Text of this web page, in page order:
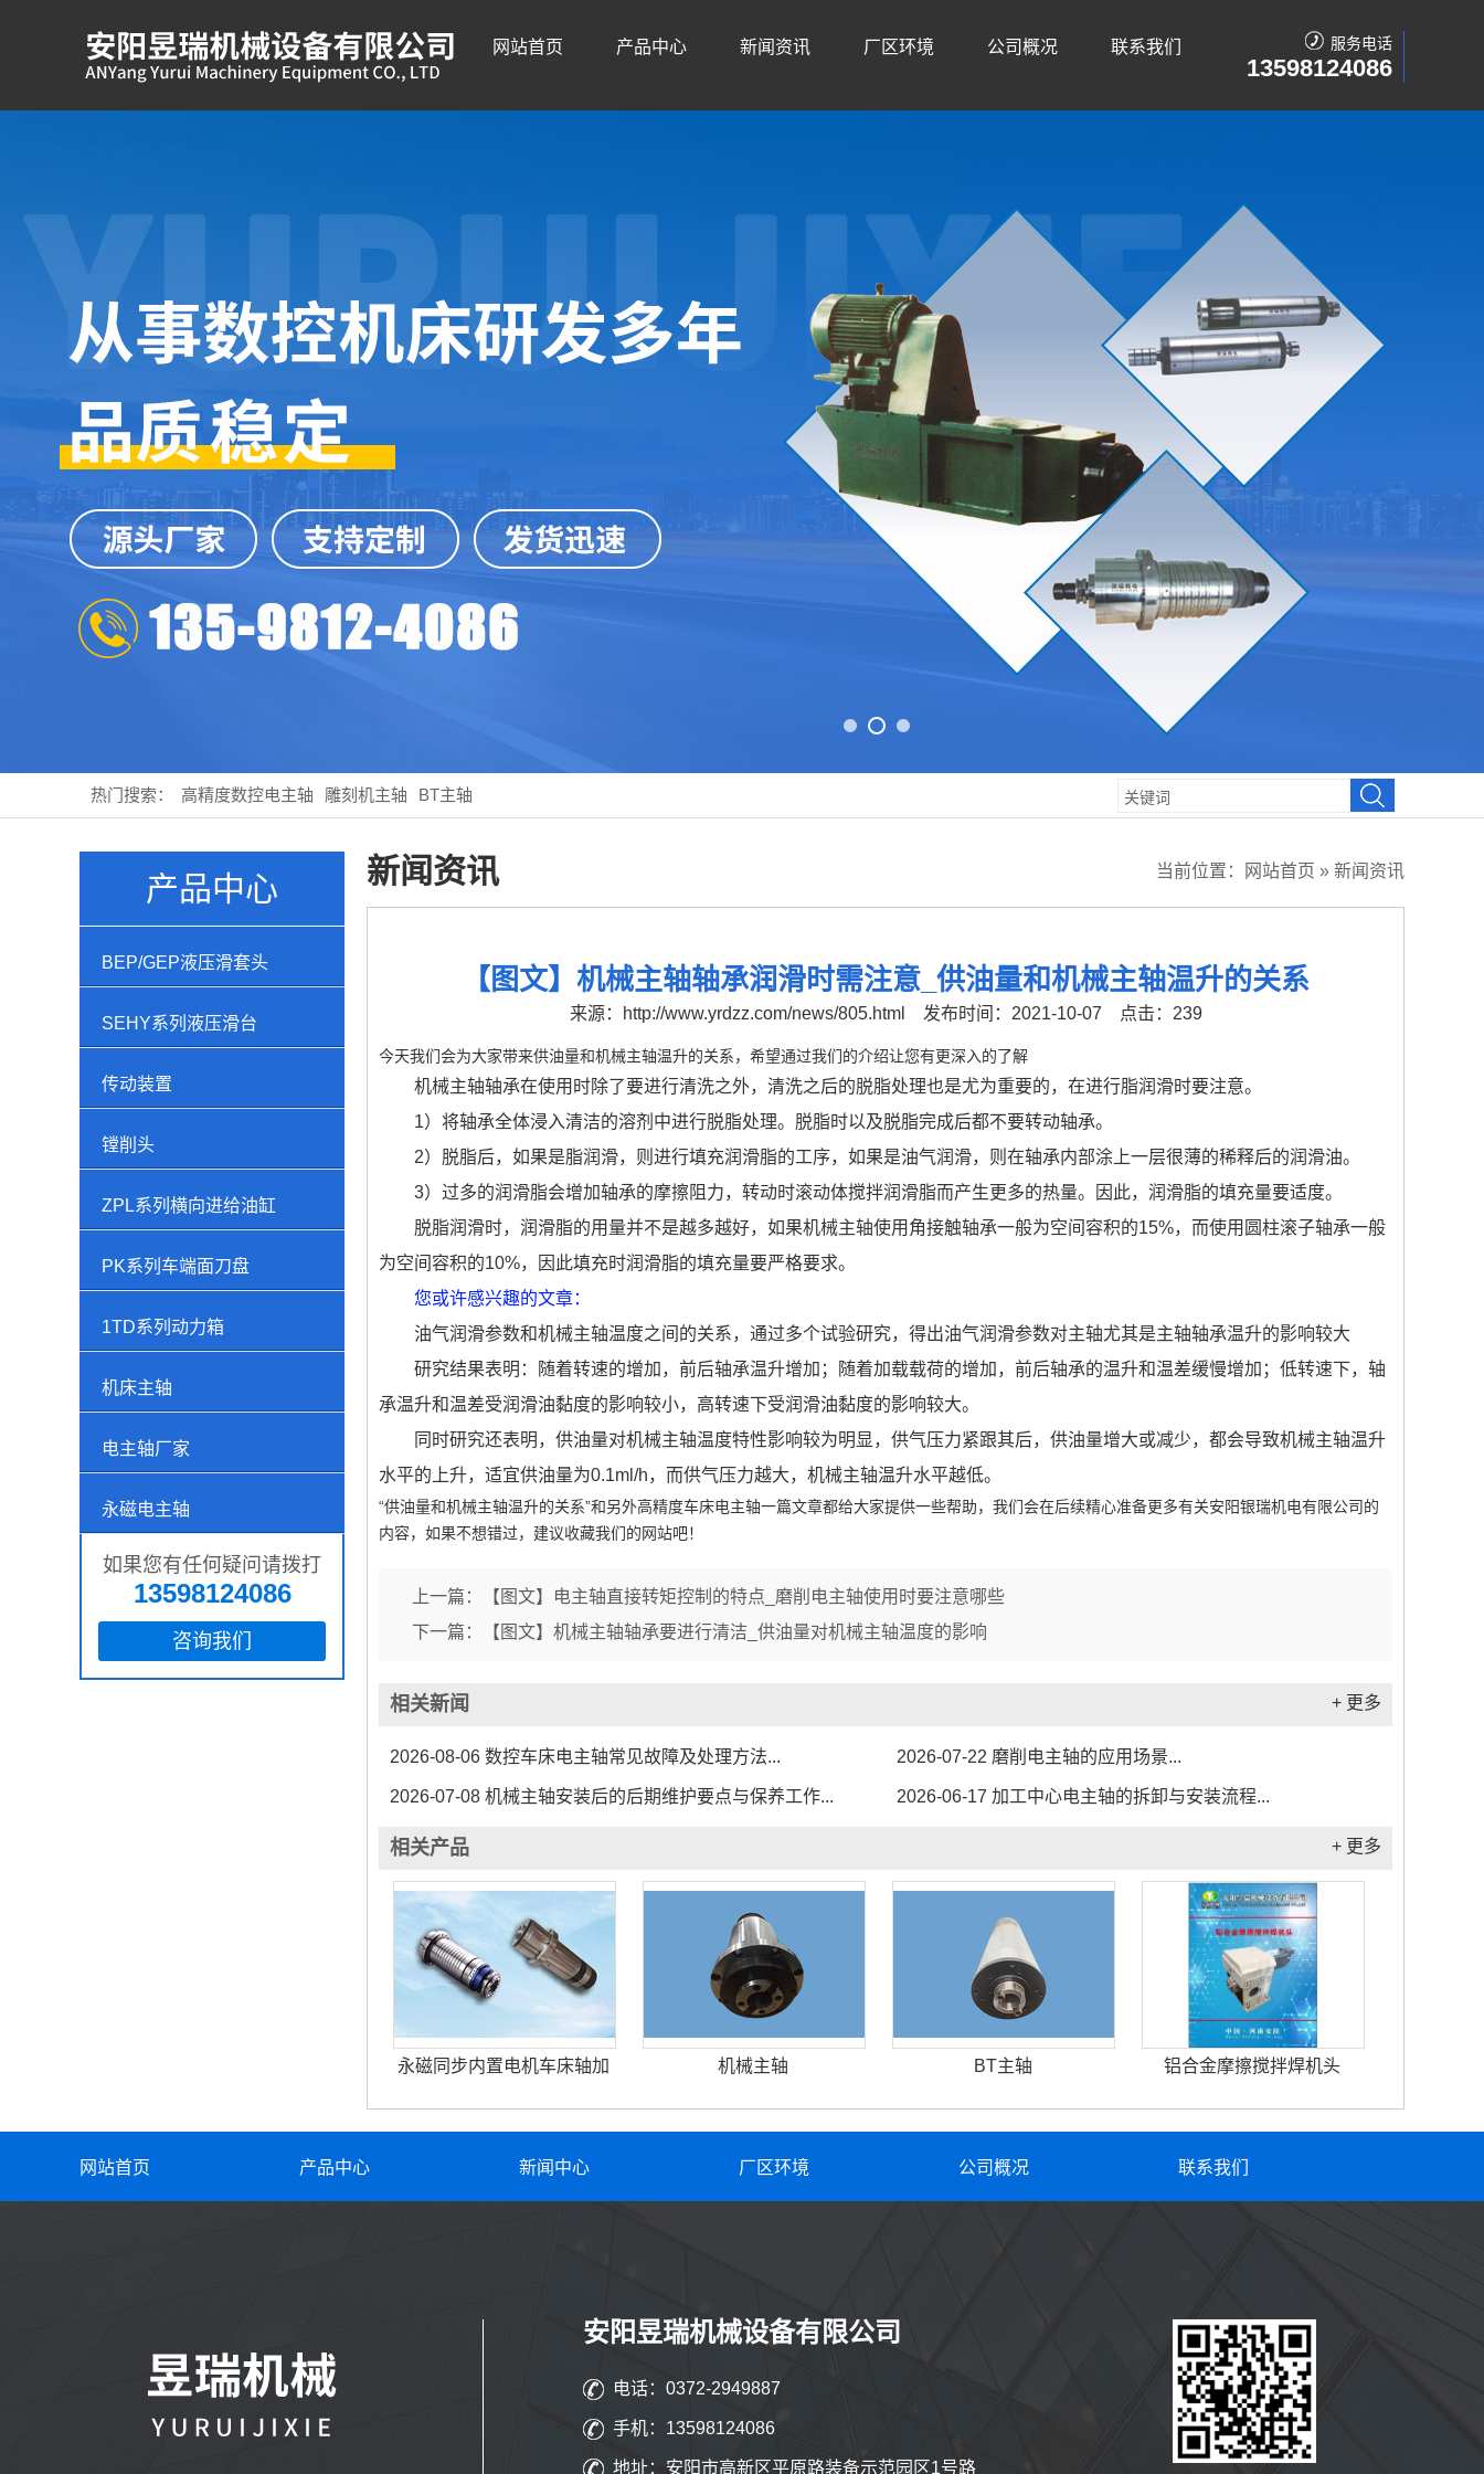
网站首页 产品中心 新闻资讯 厂区环境 公司概况 联系我们 服务电话
13598124086
1 2 3
热门搜索： 高精度数控电主轴 雕刻机主轴 BT主轴
产品中心
BEP/GEP液压滑套头
SEHY系列液压滑台
传动装置
镗削头
ZPL系列横向进给油缸
PK系列车端面刀盘
1TD系列动力箱
机床主轴
电主轴厂家
永磁电主轴
如果您有任何疑问请拨打
13598124086
咨询我们
新闻资讯 当前位置： 网站首页 » 新闻资讯
【图文】机械主轴轴承润滑时需注意_供油量和机械主轴温升的关系
来源： http://www.yrdzz.com/news/805.html 发布时间：2021-10-07 点击：239
今天我们会为大家带来供油量和机械主轴温升的关系，希望通过我们的介绍让您有更深入的了解
机械主轴轴承在使用时除了要进行清洗之外，清洗之后的脱脂处理也是尤为重要的，在进行脂润滑时要注意。
1）将轴承全体浸入清洁的溶剂中进行脱脂处理。脱脂时以及脱脂完成后都不要转动轴承。
2）脱脂后，如果是脂润滑，则进行填充润滑脂的工序，如果是油气润滑，则在轴承内部涂上一层很薄的稀释后的润滑油。
3）过多的润滑脂会增加轴承的摩擦阻力，转动时滚动体搅拌润滑脂而产生更多的热量。因此，润滑脂的填充量要适度。
脱脂润滑时，润滑脂的用量并不是越多越好，如果机械主轴使用角接触轴承一般为空间容积的15%，而使用圆柱滚子轴承一般
为空间容积的10%，因此填充时润滑脂的填充量要严格要求。
您或许感兴趣的文章：
油气润滑参数和机械主轴温度之间的关系，通过多个试验研究，得出油气润滑参数对主轴尤其是主轴轴承温升的影响较大
研究结果表明：随着转速的增加，前后轴承温升增加；随着加载载荷的增加，前后轴承的温升和温差缓慢增加；低转速下，轴
承温升和温差受润滑油黏度的影响较小，高转速下受润滑油黏度的影响较大。
同时研究还表明，供油量对机械主轴温度特性影响较为明显，供气压力紧跟其后，供油量增大或减少，都会导致机械主轴温升
水平的上升，适宜供油量为0.1ml/h，而供气压力越大，机械主轴温升水平越低。
“供油量和机械主轴温升的关系”和另外高精度车床电主轴一篇文章都给大家提供一些帮助，我们会在后续精心准备更多有关安阳银瑞机电有限公司的
内容，如果不想错过，建议收藏我们的网站吧！
上一篇：
【图文】电主轴直接转矩控制的特点_磨削电主轴使用时要注意哪些
下一篇：
【图文】机械主轴轴承要进行清洁_供油量对机械主轴温度的影响
相关新闻 + 更多
2026-08-06 数控车床电主轴常见故障及处理方法... 2026-07-22 磨削电主轴的应用场景...
2026-07-08 机械主轴安装后的后期维护要点与保养工作... 2026-06-17 加工中心电主轴的拆卸与安装流程...
相关产品 + 更多
永磁同步内置电机车床轴加 机械主轴 BT主轴 铝合金摩擦搅拌焊机头
网站首页 产品中心 新闻中心 厂区环境 公司概况 联系我们
安阳昱瑞机械设备有限公司
电话：0372-2949887
手机：13598124086
地址：安阳市高新区平原路装备示范园区1号路